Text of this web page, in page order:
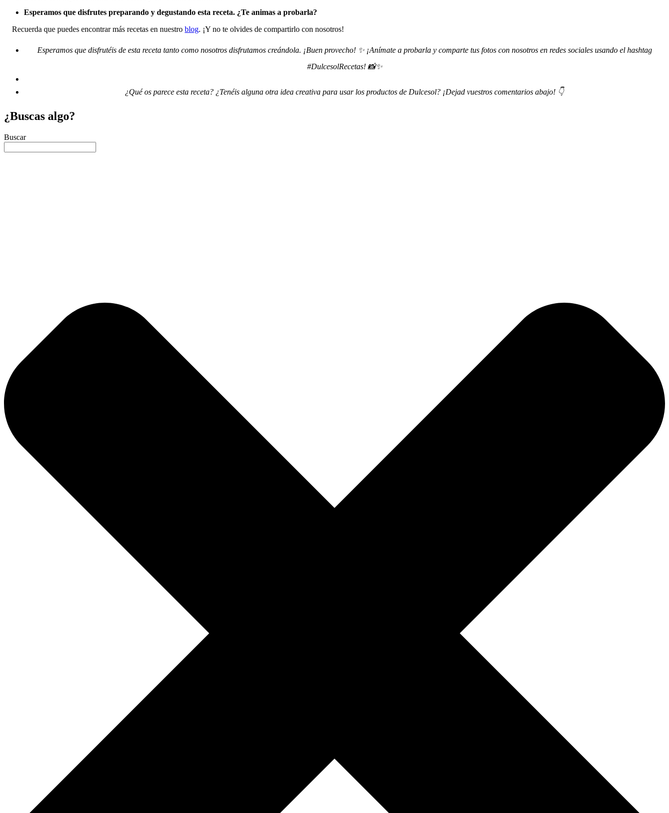
Esperamos que disfrutes preparando y degustando esta receta. ¿Te animas a probarla?
Recuerda que puedes encontrar más recetas en nuestro blog. ¡Y no te olvides de compartirlo con nosotros!
Esperamos que disfrutéis de esta receta tanto como nosotros disfrutamos creándola. ¡Buen provecho! ✨ ¡Anímate a probarla y comparte tus fotos con nosotros en redes sociales usando el hashtag
#DulcesolRecetas! 📸✨
¿Qué os parece esta receta? ¿Tenéis alguna otra idea creativa para usar los productos de Dulcesol? ¡Dejad vuestros comentarios abajo! 👇
¿Buscas algo?
Buscar